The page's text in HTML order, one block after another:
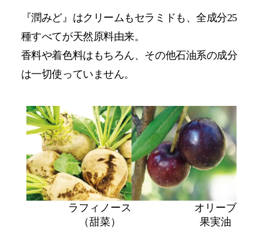
『潤みど』はクリームもセラミドも、全成分25
種すべてが天然原料由来。
香料や着色料はもちろん、その他石油系の成分
は一切使っていません。
ラフィノース
（甜菜）
オリーブ
果実油